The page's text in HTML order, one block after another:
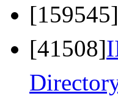
[159545]
[41508]